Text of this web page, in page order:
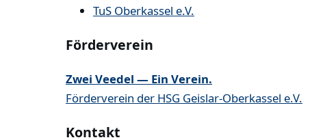
TuS Oberkassel e.V.
Förderverein
Zwei Veedel — Ein Verein.
Förderverein der HSG Geislar-Oberkassel e.V.
Kontakt